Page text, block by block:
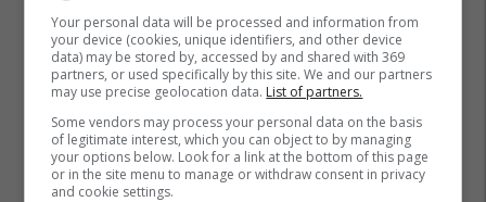
Your personal data will be processed and information from
your device (cookies, unique identifiers, and other device
data) may be stored by, accessed by and shared with 369
partners, or used specifically by this site. We and our partners
may use precise geolocation data. List of partners.
Some vendors may process your personal data on the basis
of legitimate interest, which you can object to by managing
your options below. Look for a link at the bottom of this page
or in the site menu to manage or withdraw consent in privacy
and cookie settings.